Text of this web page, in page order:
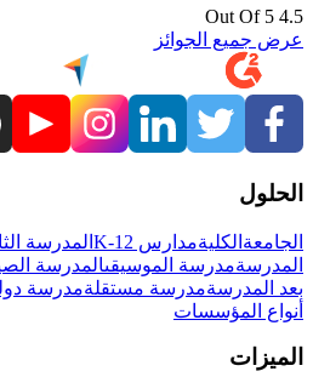
4.5 Out Of 5
عرض جميع الجوائز
الحلول
الجامعة الكليةمدارس K-12 المدرسة
المدرسةمدرسة الموسيقىالمدرسة
بعد المدرسةمدرسة مستقلةمدرسة
أنواع المؤسسات
الميزات